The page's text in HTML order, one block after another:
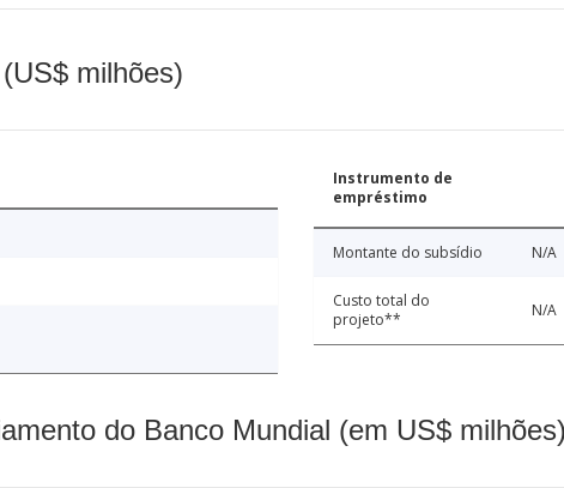
milhões)
Instrumento de
empréstimo
Montante do subsídio N/A
Custo total do
projeto**
N/A
do Banco Mundial (em US$